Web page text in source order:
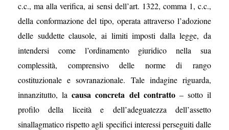
c.c., ma alla verifica, ai sensi dell’art. 1322, comma 1, c.c.,
della conformazione del tipo, operata attraverso l’adozione
delle suddette clausole, ai limiti imposti dalla legge, da
intendersi come l’ordinamento giuridico nella sua
complessità, comprensivo delle norme di rango
costituzionale e sovranazionale. Tale indagine riguarda,
innanzitutto, lacausa concreta del contratto– sotto il
profilo della liceità e dell’adeguatezza dell’assetto
sinallagmatico rispetto agli specifici interessi perseguiti dalle